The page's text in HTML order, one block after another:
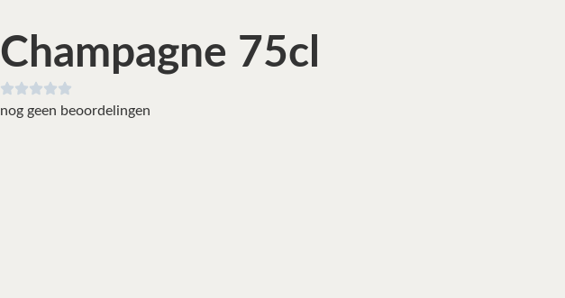
Champagne 75cl
nog geen beoordelingen